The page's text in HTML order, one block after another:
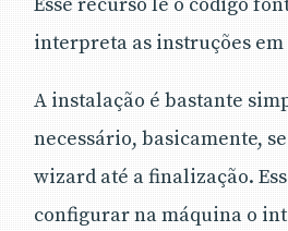
interpreta as instruções
A instalação é bastante
necessário, basicamente,
wizard até a finalização.
configurar na máquina o